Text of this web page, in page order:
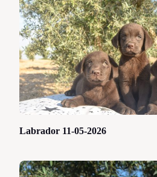
Labrador 11-05-2026